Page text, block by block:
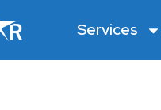
Services